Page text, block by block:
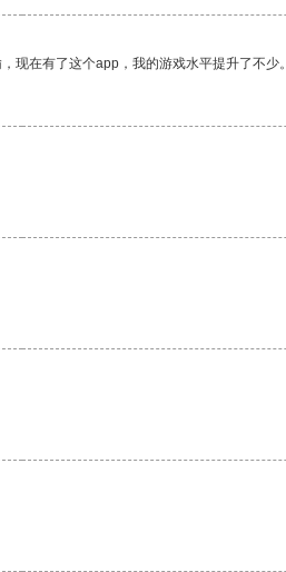
现在有了这个app，我的游戏水平提升了不少。